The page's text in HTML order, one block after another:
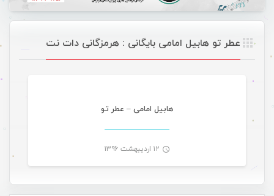
عطر تو هابیل امامی بایگانی : هرمزگانی دات نت
هابیل امامی – عطر تو
۱۲ اردیبهشت ۱۳۹۶